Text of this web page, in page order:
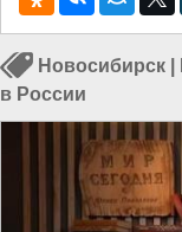
Новосибирск
в России